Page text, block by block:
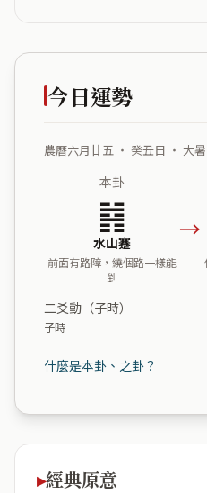
今日運勢
農曆六月廿五 ・ 癸丑日 ・ 大暑
本卦
䷦
水山蹇
前面有路障，繞個路一樣能
到
→
二爻動（子時）
子時
什麼是本卦、之卦？
經典原意